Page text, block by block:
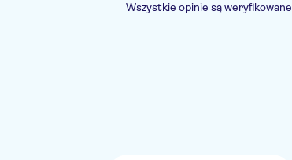
Wszystkie opinie są weryfikowane